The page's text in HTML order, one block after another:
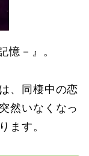
憶－』。
、同棲中の恋
然いなくなっ
ます。